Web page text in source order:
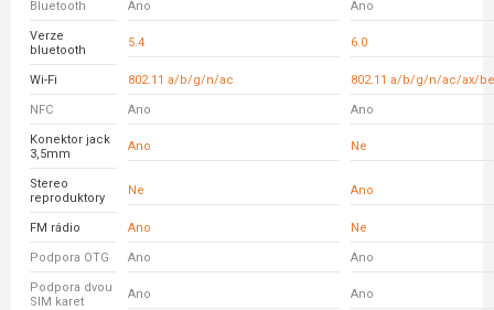
Bluetooth Ano Ano
Verze
bluetooth
5.4 6.0
Wi-Fi 802.11 a/b/g/n/ac 802.11 a/b/g/n/ac/ax/be
NFC Ano Ano
Konektor jack
3,5mm
Ano Ne
Stereo
reproduktory
Ne Ano
FM rádio Ano Ne
Podpora OTG Ano Ano
Podpora dvou
SIM karet
Ano Ano